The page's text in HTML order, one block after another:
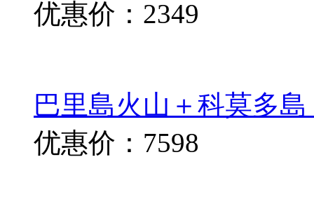
优惠价：2349
巴里島火山＋科莫多
优惠价：7598